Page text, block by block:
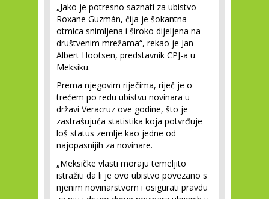
„Jako je potresno saznati za ubistvo
Roxane Guzmán, čija je šokantna
otmica snimljena i široko dijeljena na
društvenim mrežama“, rekao je Jan-
Albert Hootsen, predstavnik CPJ-a u
Meksiku.
Prema njegovim riječima, riječ je o
trećem po redu ubistvu novinara u
državi Veracruz ove godine, što je
zastrašujuća statistika koja potvrđuje
loš status zemlje kao jedne od
najopasnijih za novinare.
„Meksičke vlasti moraju temeljito
istražiti da li je ovo ubistvo povezano s
njenim novinarstvom i osigurati pravdu